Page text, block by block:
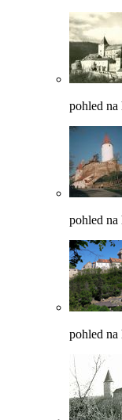
pohled na
pohled na
pohled